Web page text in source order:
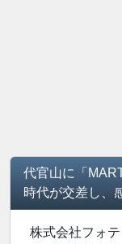
代官山に「
時代が交差し、
株式会社フォ